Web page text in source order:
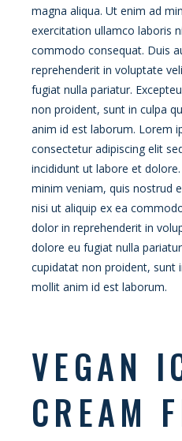
magna aliqua. Ut enim ad
exercitation ullamco laboris
commodo consequat. Duis
reprehenderit in voluptate
fugiat nulla pariatur.
non proident, sunt in culpa
anim id est laborum. Lorem
consectetur adipiscing elit
incididunt ut labore et
minim veniam, quis nostrud
nisi ut aliquip ex ea
dolor in reprehenderit in
dolore eu fugiat nulla
cupidatat non proident, sunt
mollit anim id est laborum.
VEGAN
CREAM